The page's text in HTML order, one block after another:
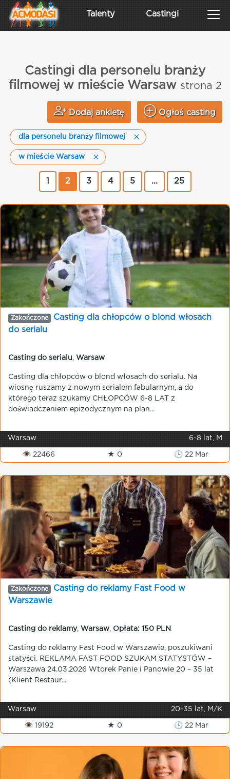
Talenty Castingi
Castingi dla personelu branży
filmowej w mieście Warsaw strona 2
Dodaj ankietę Ogłoś casting
dla personelu branży filmowej
w mieście Warsaw
2 3 4 5 ... 25
Zakończone
Casting dla chłopców o blond włosach
do serialu
Casting do serialu Warsaw
Casting dla chłopców o blond włosach do serialu. Na
wiosnę ruszamy z nowym serialem fabularnym, a do
którego teraz szukamy CHŁOPCÓW 6-8 LAT z
doświadczeniem epizodycznym na plan...
Warsaw 6-8 lat, M
👁 22466 ★ 0 🕒 22 Mar
Zakończone
Casting do reklamy Fast Food w
Warszawie
Casting do reklamy, Warsaw Opłata: 150 PLN
Casting do reklamy Fast Food w Warszawie, poszukiwani
statyści. REKLAMA FAST FOOD SZUKAM STATYSTÓW –
Warszawa 24.03.2026 Wtorek Panie i Panowie 20 – 35 lat
(Klient Restaur...
Warsaw 20-35 lat, M/K
👁 19192 ★ 0 🕒 22 Mar